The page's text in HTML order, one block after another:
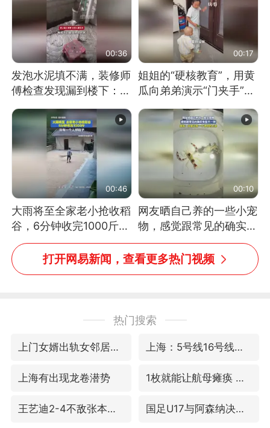
00:36
发泡水泥填不满，装修师
傅检查发现漏到楼下：出
00:17
姐姐的“硬核教育”，用黄
瓜向弟弟演示“门夹手”，
教！
00:46
大雨将至全家老小抢收稻
谷，6分钟收完1000斤，
没有一个人掉链子
00:10
网友晒自己养的一些小宠
物，感觉跟常见的确实有
些不一样
打开网易新闻，查看更多热门视频
热门搜索
上门女婿出轨女邻居多年被判重婚罪 上海：5号线16号线浦江线全线停运
上海有出现龙卷潜势 1枚就能让航母瘫痪 轰-6J实力有多强
王艺迪2-4不敌张本美和止步4强 国足U17与阿森纳决赛取消 并列冠军